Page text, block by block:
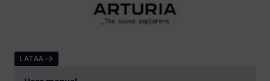
LATAA